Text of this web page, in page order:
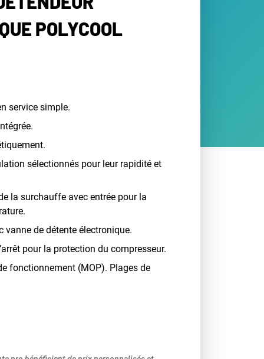
POLYCOOL
service simple.
sélectionnés pour leur rapidité et
la surchauffe avec entrée pour la
vanne de détente électronique.
pour la protection du compresseur.
fonctionnement (MOP). Plages de